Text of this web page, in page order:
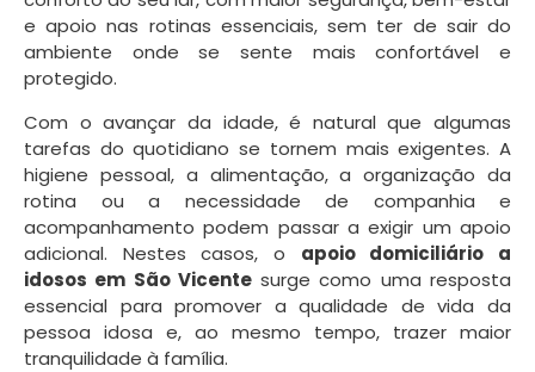
e apoio nas rotinas essenciais, sem ter de sair do
ambiente onde se sente mais confortável e
protegido.
Com o avançar da idade, é natural que algumas
tarefas do quotidiano se tornem mais exigentes. A
higiene pessoal, a alimentação, a organização da
rotina ou a necessidade de companhia e
acompanhamento podem passar a exigir um apoio
adicional. Nestes casos, o apoio domiciliário a
idosos em São Vicente surge como uma resposta
essencial para promover a qualidade de vida da
pessoa idosa e, ao mesmo tempo, trazer maior
tranquilidade à família.